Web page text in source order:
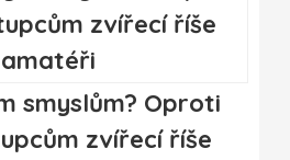
smyslům? Oproti
zvířecí říše